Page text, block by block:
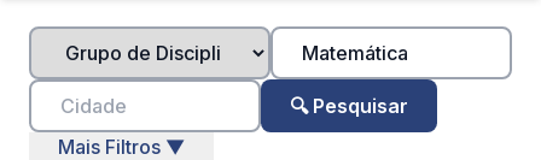
🔍 Pesquisar
Mais Filtros ▼